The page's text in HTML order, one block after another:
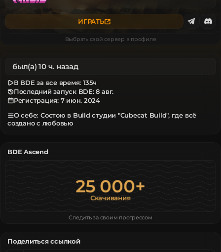
ИГРАТЬ
Выбрать свой сервер в профиле
был(а) 10 ч. назад
В BDE за все время: 135ч
Последний запуск BDE: 8 авг.
Регистрация: 7 июн. 2024
О себе: Состою в Build студии "Cubecat Build", где всё
создано с любовью
BDE Ascend
25 000+
Скачивания
25 000+
Скачивания
Следить за своим прогрессом
Поделиться ссылкой